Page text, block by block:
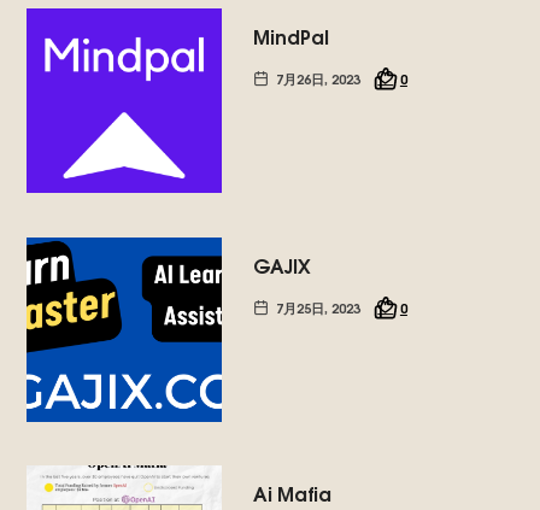
平
台,
我
未
来
人
工
智
能.
MindPal
7月26日, 2023 0
GAJIX
7月25日, 2023 0
Ai Mafia